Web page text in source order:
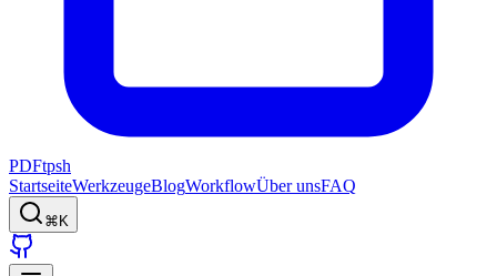
PDFtpsh
StartseiteWerkzeugeBlogWorkflowÜber unsFAQ
⌘K